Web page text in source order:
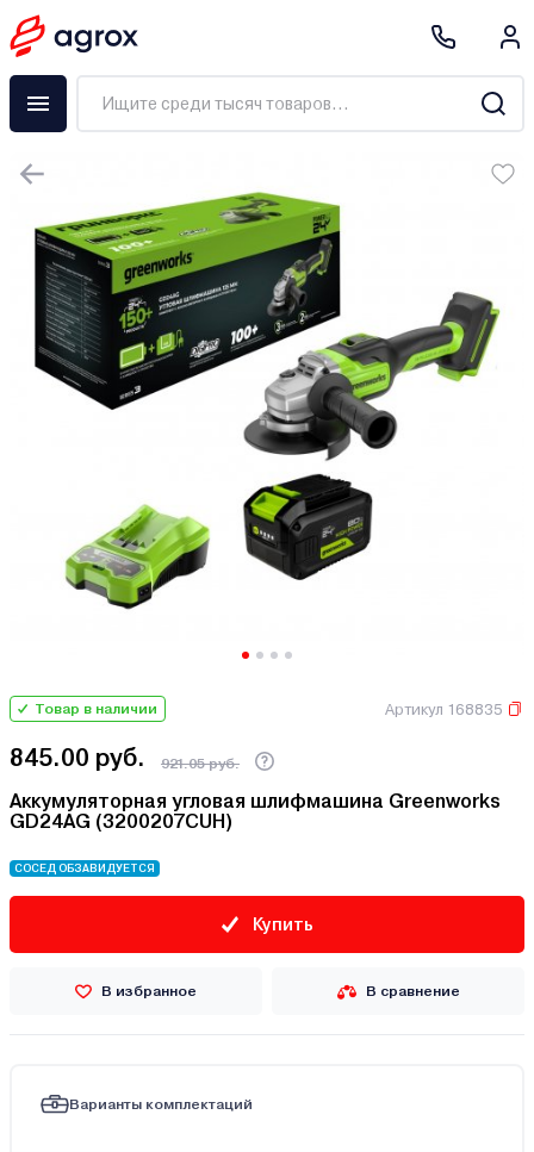
Товар в наличии Артикул 168835
845.00 руб. 921.05 руб.
Аккумуляторная угловая шлифмашина Greenworks
GD24AG (3200207CUH)
СОСЕД ОБЗАВИДУЕТСЯ
Купить
В избранное В сравнение
Варианты комплектаций